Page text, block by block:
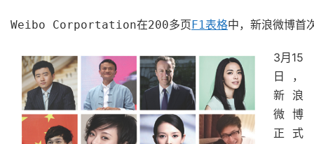
Weibo Corportation在200多页F1表格中，新浪微博首
3月15
日，
新浪
微博
正式